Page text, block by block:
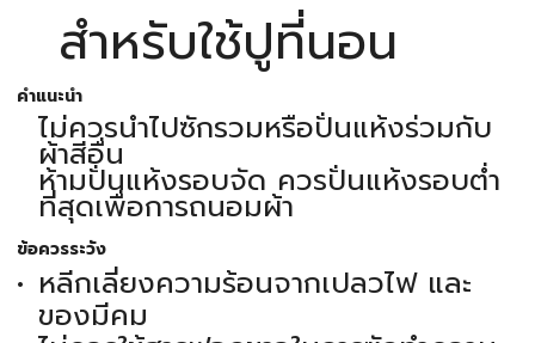
สำหรับใช้ปูที่นอน
คำแนะนำ
ไม่ควรนำไปซักรวมหรือปั่นแห้งร่วมกับ
ผ้าสีอื่น
ห้ามปั่นแห้งรอบจัด ควรปั่นแห้งรอบต่ำ
ที่สุดเพื่อการถนอมผ้า
ข้อควรระวัง
หลีกเลี่ยงความร้อนจากเปลวไฟ และ
ของมีคม